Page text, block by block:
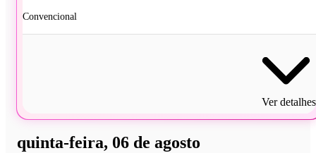
Convencional
Ver detalhes
quinta-feira, 06 de agosto